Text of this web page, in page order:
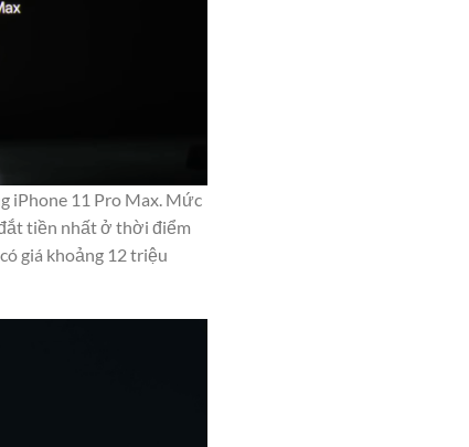
iPhone 11 Pro Max. Mức
tiền nhất ở thời điểm
giá khoảng 12 triệu